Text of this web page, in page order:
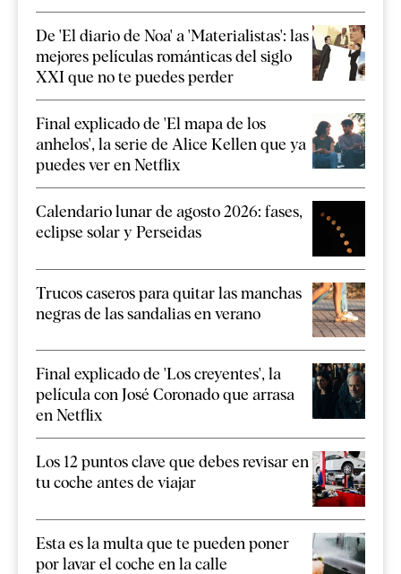
De 'El diario de Noa' a 'Materialistas': las
mejores películas románticas del siglo
XXI que no te puedes perder
Final explicado de 'El mapa de los
anhelos', la serie de Alice Kellen que ya
puedes ver en Netflix
Calendario lunar de agosto 2026: fases,
eclipse solar y Perseidas
Trucos caseros para quitar las manchas
negras de las sandalias en verano
Final explicado de 'Los creyentes', la
película con José Coronado que arrasa
en Netflix
Los 12 puntos clave que debes revisar en
tu coche antes de viajar
Esta es la multa que te pueden poner
por lavar el coche en la calle